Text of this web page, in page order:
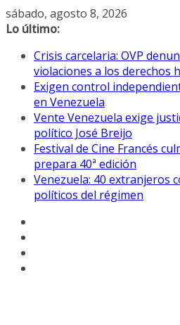
Saltar
al
sábado, agosto 8, 2026
Lo último:
Crisis carcelaria: OVP
violaciones a los derechos
Exigen control
en Venezuela
Vente Venezuela exige
político José Breijo
Festival de Cine Francés
prepara 40ª edición
Venezuela: 40 extranjeros
políticos del régimen